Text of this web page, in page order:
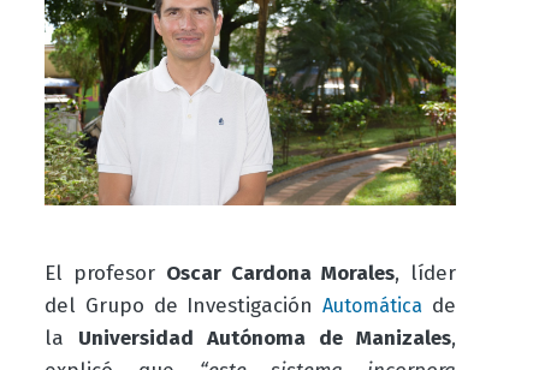
El profesor Oscar Cardona Morales, líder
del Grupo de Investigación Automática de
la Universidad Autónoma de Manizales,